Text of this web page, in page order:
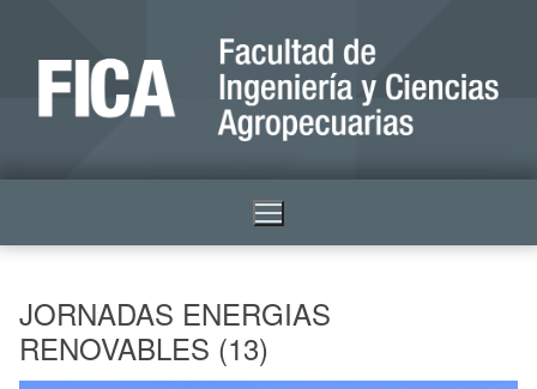
JORNADAS ENERGIAS
RENOVABLES (13)